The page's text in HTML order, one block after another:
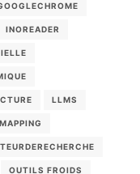
INOREADER
LLMS
OUTILS FROIDS